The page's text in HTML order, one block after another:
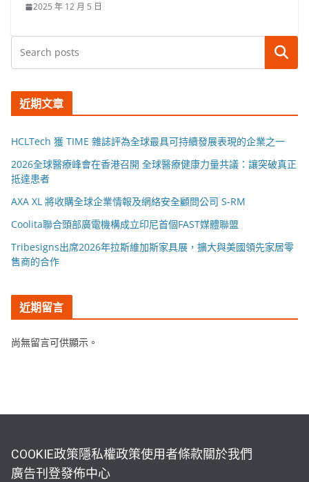
2025 年 12 月 5 日
搜尋
近期文章
HCLTech 獲 TIME 雜誌評為全球最具可持續發展表現的企業之一
2026全球醫療峰會在香港召開 全球醫療健康力量共議：讓突破真正
抵達患者
AXA XL 將收購全球企業情報及網絡安全顧問公司 S-RM
Coolita聯合頭部廣電機構成立印尼首個FAST媒體聯盟
Tribesigns出席2026年拉斯維加斯家具展，擴大與美國領先家居零
售商的合作
近期留言
尚無留言可供顯示。
COOKIE政策隱私權政策使用者條款關於我們
廣告刊登發佈中心